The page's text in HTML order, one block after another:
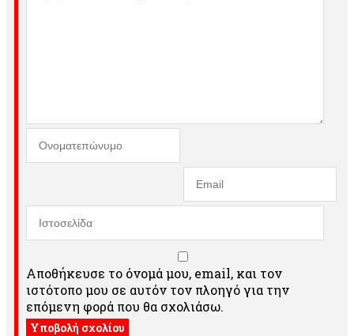
Αποθήκευσε το όνομά μου, email, και τον
ιστότοπο μου σε αυτόν τον πλοηγό για την
επόμενη φορά που θα σχολιάσω.